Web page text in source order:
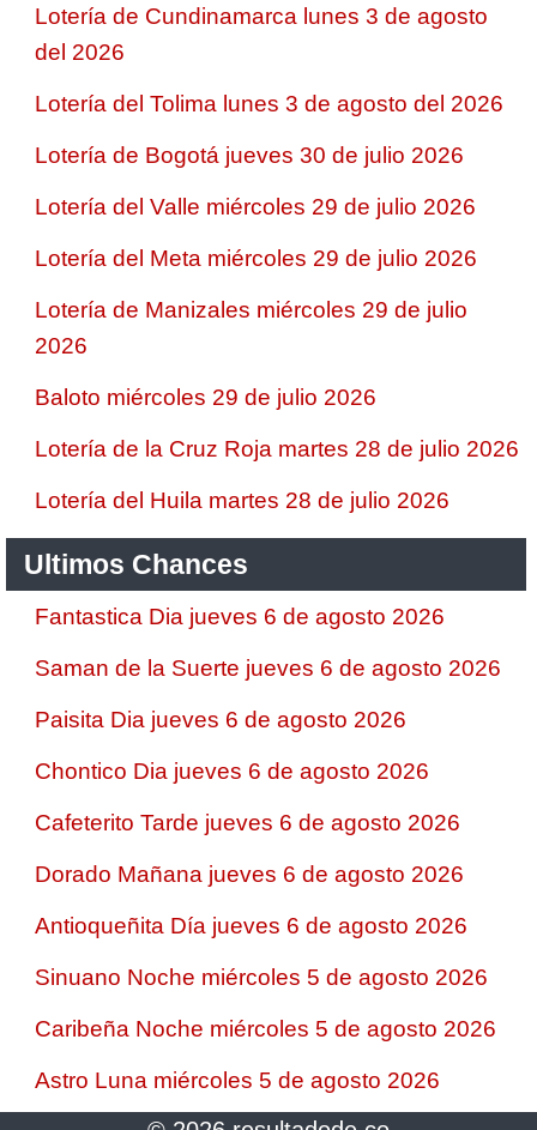
Lotería de Cundinamarca lunes 3 de agosto
del 2026
Lotería del Tolima lunes 3 de agosto del 2026
Lotería de Bogotá jueves 30 de julio 2026
Lotería del Valle miércoles 29 de julio 2026
Lotería del Meta miércoles 29 de julio 2026
Lotería de Manizales miércoles 29 de julio
2026
Baloto miércoles 29 de julio 2026
Lotería de la Cruz Roja martes 28 de julio 2026
Lotería del Huila martes 28 de julio 2026
Ultimos Chances
Fantastica Dia jueves 6 de agosto 2026
Saman de la Suerte jueves 6 de agosto 2026
Paisita Dia jueves 6 de agosto 2026
Chontico Dia jueves 6 de agosto 2026
Cafeterito Tarde jueves 6 de agosto 2026
Dorado Mañana jueves 6 de agosto 2026
Antioqueñita Día jueves 6 de agosto 2026
Sinuano Noche miércoles 5 de agosto 2026
Caribeña Noche miércoles 5 de agosto 2026
Astro Luna miércoles 5 de agosto 2026